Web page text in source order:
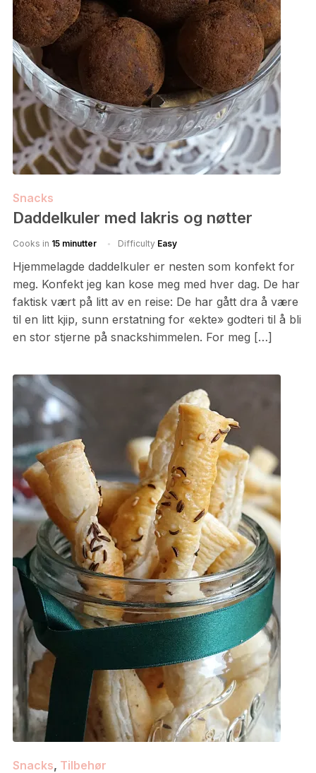
Snacks
Daddelkuler med lakris og nøtter
Cooks in 15 minutter Difficulty Easy
Hjemmelagde daddelkuler er nesten som konfekt for
meg. Konfekt jeg kan kose meg med hver dag. De har
faktisk vært på litt av en reise: De har gått dra å være
til en litt kjip, sunn erstatning for «ekte» godteri til å bli
en stor stjerne på snackshimmelen. For meg […]
Snacks, Tilbehør